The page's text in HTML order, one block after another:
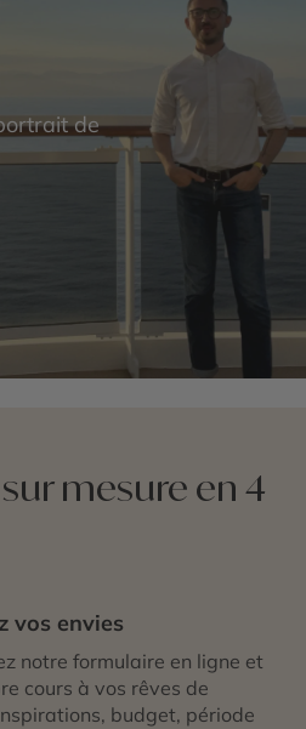
de
mesure en 4
vos envies
notre formulaire en ligne et
cours à vos rêves de
budget, période